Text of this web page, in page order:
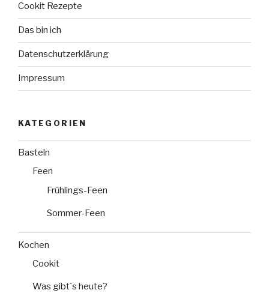
Cookit Rezepte
Das bin ich
Datenschutzerklärung
Impressum
KATEGORIEN
Basteln
Feen
Frühlings-Feen
Sommer-Feen
Kochen
Cookit
Was gibt´s heute?